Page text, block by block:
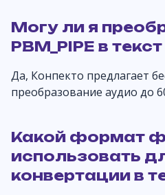
Могу ли я
PBM_PIPE в
Да, Конпекто предлагает
преобразование аудио до
Какой формат
использовать
конвертации в